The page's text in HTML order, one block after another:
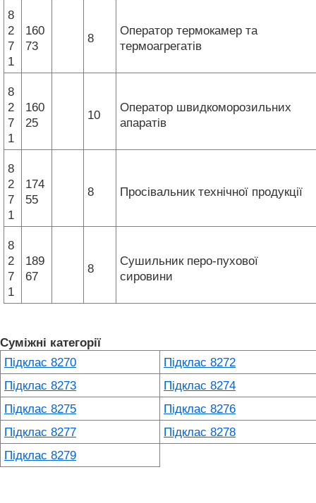
8
2
7
1
160
73
8
Оператор термокамер та
термоагрегатів
8
2
7
1
160
25
10
Оператор швидкоморозильних
апаратів
8
2
7
1
174
55
8 Просівальник технічної продукції
8
2
7
1
189
67
8
Сушильник перо-пухової
сировини
Суміжні категорії
Підклас 8270
Підклас 8272
Підклас 8273
Підклас 8274
Підклас 8275
Підклас 8276
Підклас 8277
Підклас 8278
Підклас 8279